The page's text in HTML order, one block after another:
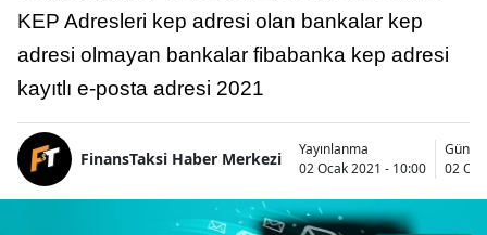
KEP Adresleri kep adresi olan bankalar kep
adresi olmayan bankalar fibabanka kep adresi
kayıtlı e-posta adresi 2021
FinansTaksi Haber Merkezi
Yayınlanma
02 Ocak 2021 - 10:00
02